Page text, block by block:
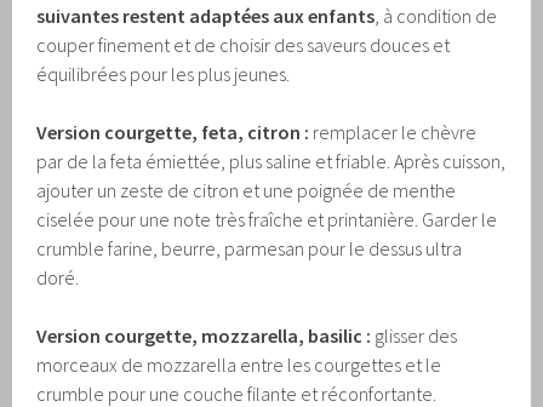
suivantes restent adaptées aux enfants , à condition de
couper finement et de choisir des saveurs douces et
équilibrées pour les plus jeunes.
Version courgette, feta, citron : remplacer le chèvre
par de la feta émiettée, plus saline et friable. Après cuisson,
ajouter un zeste de citron et une poignée de menthe
ciselée pour une note très fraîche et printanière. Garder le
crumble farine, beurre, parmesan pour le dessus ultra
doré.
Version courgette, mozzarella, basilic : glisser des
morceaux de mozzarella entre les courgettes et le
crumble pour une couche filante et réconfortante.